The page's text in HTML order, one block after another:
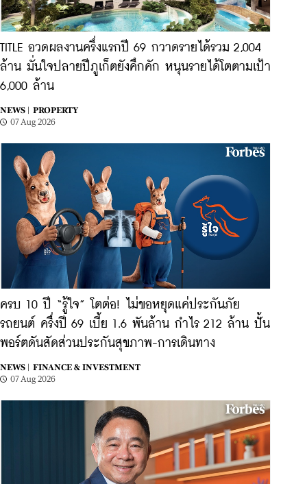
TITLE อวดผลงานครึ่งแรกปี 69 กวาดรายได้รวม 2,004
ล้าน มั่นใจปลายปีภูเก็ตยังคึกคัก หนุนรายได้โตตามเป้า
6,000 ล้าน
NEWS |
PROPERTY
07 Aug 2026
ครบ 10 ปี “รู้ใจ” โตต่อ! ไม่ขอหยุดแค่ประกันภัย
รถยนต์ ครึ่งปี 69 เบี้ย 1.6 พันล้าน กำไร 212 ล้าน ปั้น
พอร์ตดันสัดส่วนประกันสุขภาพ-การเดินทาง
NEWS |
FINANCE & INVESTMENT
07 Aug 2026